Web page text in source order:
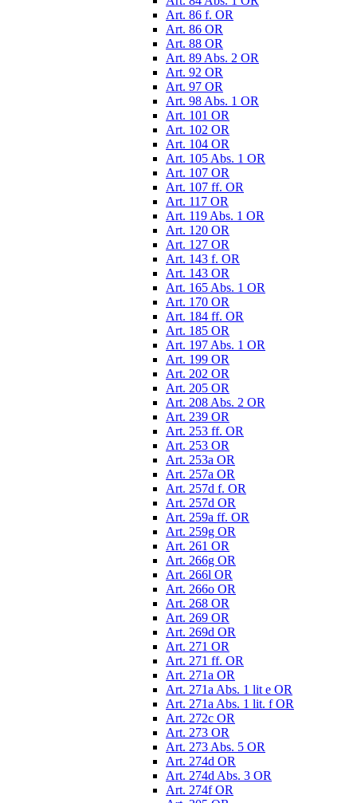
Art. 86 f. OR
Art. 86 OR
Art. 88 OR
Art. 89 Abs. 2 OR
Art. 92 OR
Art. 97 OR
Art. 98 Abs. 1 OR
Art. 101 OR
Art. 102 OR
Art. 104 OR
Art. 105 Abs. 1 OR
Art. 107 OR
Art. 107 ff. OR
Art. 117 OR
Art. 119 Abs. 1 OR
Art. 120 OR
Art. 127 OR
Art. 143 f. OR
Art. 143 OR
Art. 165 Abs. 1 OR
Art. 170 OR
Art. 184 ff. OR
Art. 185 OR
Art. 197 Abs. 1 OR
Art. 199 OR
Art. 202 OR
Art. 205 OR
Art. 208 Abs. 2 OR
Art. 239 OR
Art. 253 ff. OR
Art. 253 OR
Art. 253a OR
Art. 257a OR
Art. 257d f. OR
Art. 257d OR
Art. 259a ff. OR
Art. 259g OR
Art. 261 OR
Art. 266g OR
Art. 266l OR
Art. 266o OR
Art. 268 OR
Art. 269 OR
Art. 269d OR
Art. 271 OR
Art. 271 ff. OR
Art. 271a OR
Art. 271a Abs. 1 lit e OR
Art. 271a Abs. 1 lit. f OR
Art. 272c OR
Art. 273 OR
Art. 273 Abs. 5 OR
Art. 274d OR
Art. 274d Abs. 3 OR
Art. 274f OR